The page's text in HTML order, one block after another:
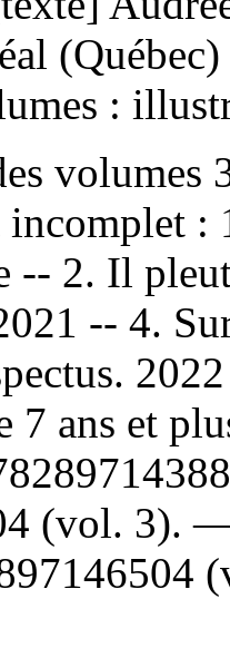
:
volumes
:
-- 2. Il
-- 4.
7 ans et
(vol. 3).